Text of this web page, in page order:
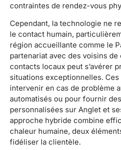
contraintes de rendez-vous
Cependant, la technologie ne
le contact humain,
région accueillante comme le
partenariat avec des voisins
contacts locaux peut s’avérer
situations exceptionnelles.
intervenir en cas de problème
automatisés ou pour fournir
personnalisées sur Anglet et
approche hybride combine
chaleur humaine, deux
fidéliser la clientèle.